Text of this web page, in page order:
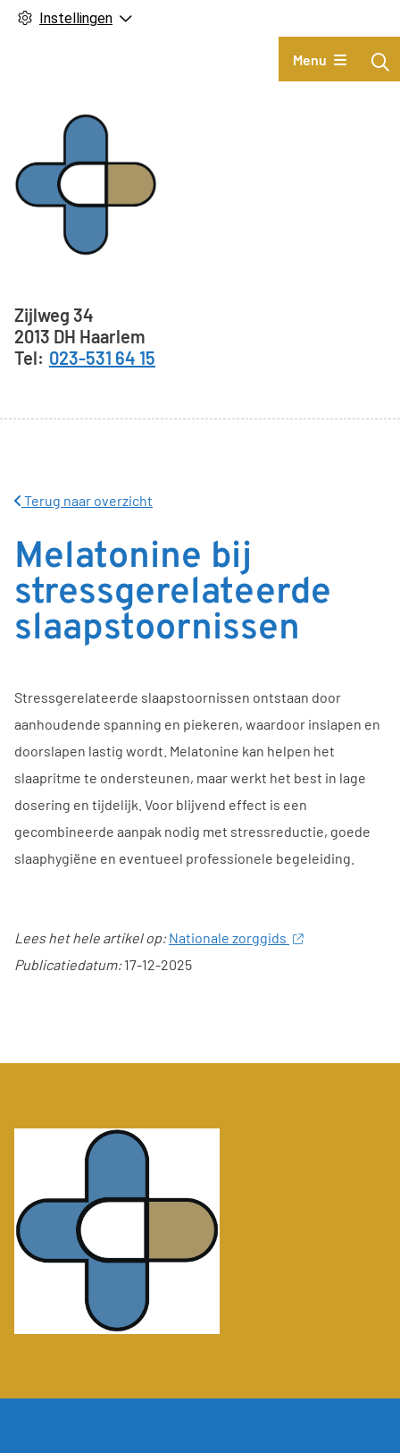
Instellingen
Hoofdmenu
Menu
Adresgegevens
Zijlweg 34
2013 DH Haarlem
023-531 64 15
Terug naar overzicht
Melatonine bij
stressgerelateerde
slaapstoornissen
Stressgerelateerde slaapstoornissen ontstaan door
aanhoudende spanning en piekeren, waardoor inslapen en
doorslapen lastig wordt. Melatonine kan helpen het
slaapritme te ondersteunen, maar werkt het best in lage
dosering en tijdelijk. Voor blijvend effect is een
gecombineerde aanpak nodig met stressreductie, goede
slaaphygiëne en eventueel professionele begeleiding.
Lees het hele artikel op: Nationale zorggids
Publicatiedatum:17-12-2025